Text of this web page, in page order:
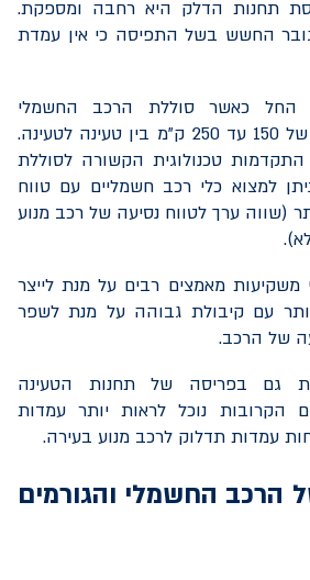
תחנות הדלק היא רחבה ומספקת.
החשש בשל התפיסה כי אין עמדת
כאשר סוללת הרכב החשמלי
הספיקה לטווח נסיעה של 150 עד 250 ק"מ בין טעינה לטעינה.
טכנולוגית הקשורה לסוללת
למצוא כלי רכב חשמליים עם טווח
ק"מ ויותר (שווה ערך לטווח נסיעה של רכב מנוע
משקיעות מאמצים רבים על מנת לייצר
עם קיבולת גבוהה על מנת לשפר
של הרכב.
גם בפריסה של תחנות הטעינה
הקרובות נוכל לראות יותר עמדות
עמדות תדלוק לרכב מנוע בעירה.
הרכב החשמלי והגורמים